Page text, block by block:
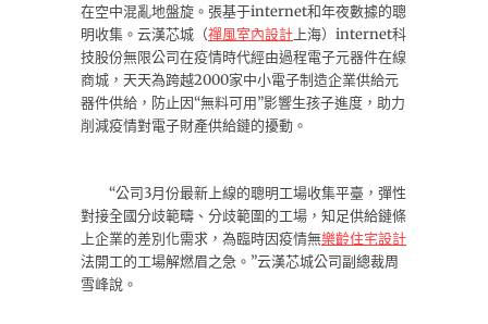
在空中混亂地盤旋。張基于internet和年夜數據的聰
明收集。云漢芯城（禪風室內設計 上海）internet科
技股份無限公司在疫情時代經由過程電子元器件在線
商城，天天為跨越2000家中小電子制造企業供給元
器件供給，防止因“無料可用”影響生孩子進度，助力
削減疫情對電子財產供給鏈的擾動。
“公司3月份最新上線的聰明工場收集平臺，彈性
對接全國分歧範疇、分歧範圍的工場，知足供給鏈條
上企業的差別化需求，為臨時因疫情無樂齡住宅設計
法開工的工場解燃眉之急。”云漢芯城公司副總裁周
雪峰說。